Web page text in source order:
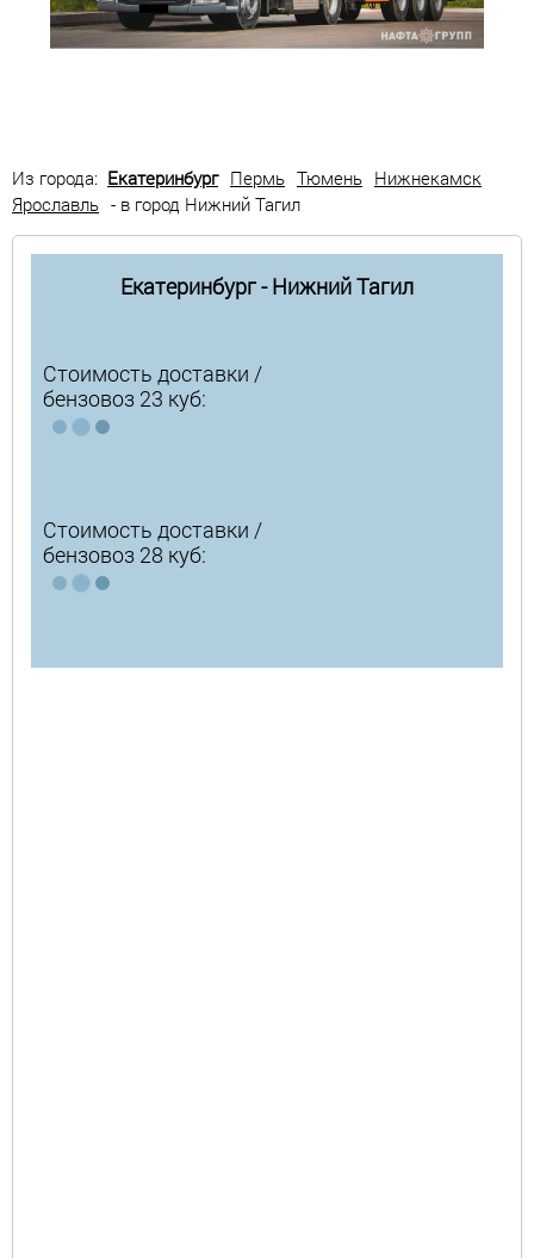
Из города: Екатеринбург Пермь Тюмень Нижнекамск
Ярославль - в город Нижний Тагил
Екатеринбург - Нижний Тагил
Стоимость доставки /
бензовоз 23 куб:
Стоимость доставки /
бензовоз 28 куб: